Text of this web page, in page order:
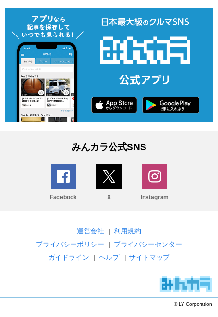
みんカラ公式SNS
Facebook X Instagram
運営会社 | 利用規約
プライバシーポリシー
| プライバシーセンター
ガイドライン
| ヘルプ | サイトマップ
© LY Corporation